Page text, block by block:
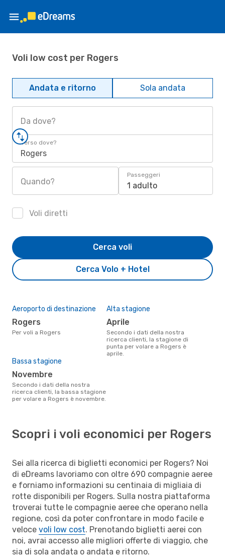
Voli low cost per Rogers
Andata e ritorno Sola andata
Da dove?
Verso dove?
Rogers
Quando?
Passeggeri
1 adulto
Voli diretti
Cerca Volo + Hotel
Cerca voli
Aeroporto di destinazione
Rogers
Per voli a Rogers
Alta stagione
aprile
Secondo i dati della nostra
ricerca clienti, la stagione di
punta per volare a Rogers è
aprile.
Bassa stagione
novembre
Secondo i dati della nostra
ricerca clienti, la bassa stagione
per volare a Rogers è novembre.
Scopri i voli economici per Rogers
Sei alla ricerca di biglietti economici per Rogers? Noi
di eDreams lavoriamo con oltre 690 compagnie aeree
e forniamo informazioni su centinaia di migliaia di
rotte disponibili per Rogers. Sulla nostra piattaforma
troverai tutte le compagnie aeree che operano nella
regione, così da poter confrontare in modo facile e
veloce voli low cost. Prenotando biglietti aerei con
noi, avrai accesso alle migliori offerte di viaggio, che
sia di sola andata o andata e ritorno.